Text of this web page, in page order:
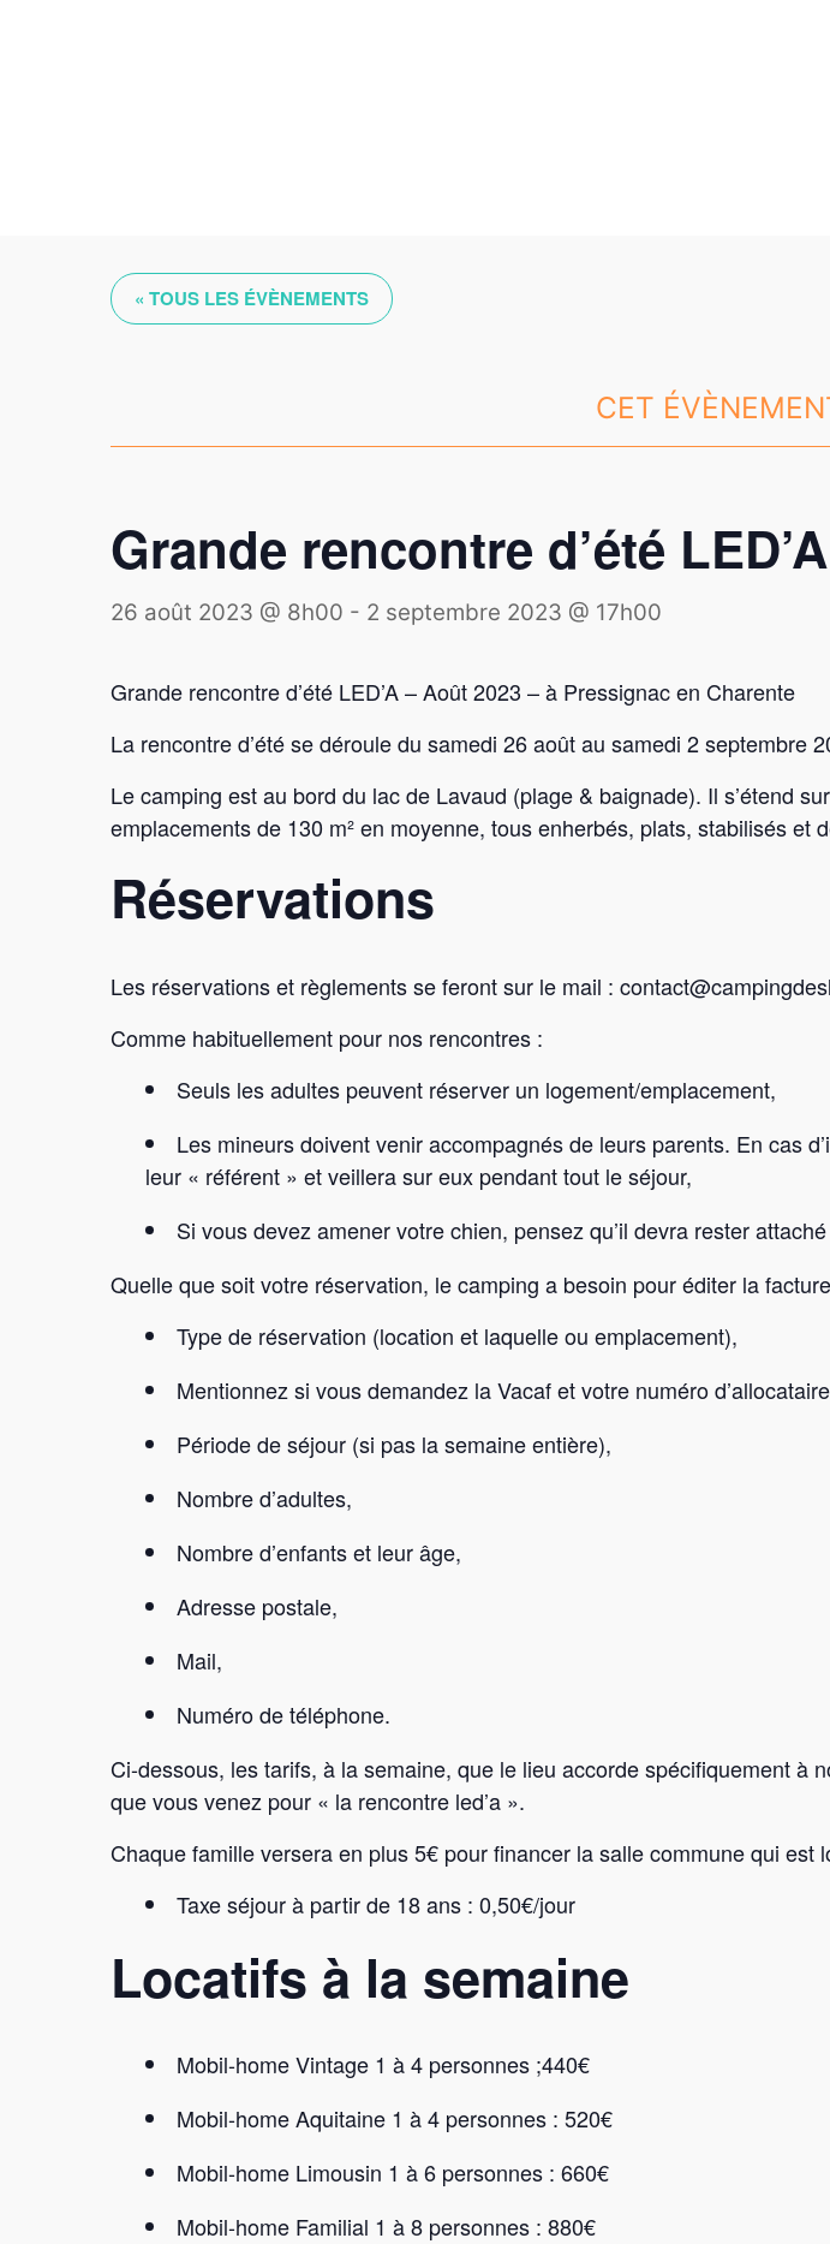
« TOUS LES ÉVÈNEMENTS
CET
Grande rencontre d’été LED’A
26 août 2023 @ 8h00 - 2 septembre 2023 @ 17h00
Grande rencontre d’été LED’A – Août 2023 – à Pressignac en Charente
La rencontre d’été se déroule du samedi 26 août au samedi 2 septembre
Le camping est au bord du lac de Lavaud (plage & baignade). Il s’étend
emplacements de 130 m² en moyenne, tous enherbés, plats, stabilisés et
Réservations
Les réservations et règlements se feront sur le mail :
Comme habituellement pour nos rencontres :
Seuls les adultes peuvent réserver un logement/emplacement,
Les mineurs doivent venir accompagnés de leurs parents. En cas
leur « référent » et veillera sur eux pendant tout le séjour,
Si vous devez amener votre chien, pensez qu’il devra rester
Quelle que soit votre réservation, le camping a besoin pour éditer la
Type de réservation (location et laquelle ou emplacement),
Mentionnez si vous demandez la Vacaf et votre numéro
Période de séjour (si pas la semaine entière),
Nombre d’adultes,
Nombre d’enfants et leur âge,
Adresse postale,
Mail,
Numéro de téléphone.
Ci-dessous, les tarifs, à la semaine, que le lieu accorde spécifiquement à
que vous venez pour « la rencontre led’a ».
Chaque famille versera en plus 5€ pour financer la salle commune qui est
Taxe séjour à partir de 18 ans : 0,50€/jour
Locatifs à la semaine
Mobil-home Vintage 1 à 4 personnes ;440€
Mobil-home Aquitaine 1 à 4 personnes : 520€
Mobil-home Limousin 1 à 6 personnes : 660€
Mobil-home Familial 1 à 8 personnes : 880€